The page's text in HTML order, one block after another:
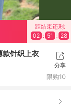
距结束还剩:
02 : 51 : 27
款针织上衣
分享
限购10